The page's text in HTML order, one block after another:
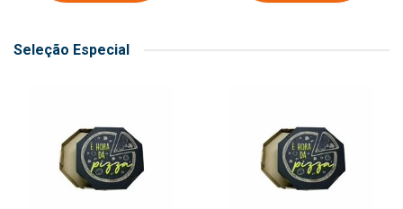
Seleção Especial